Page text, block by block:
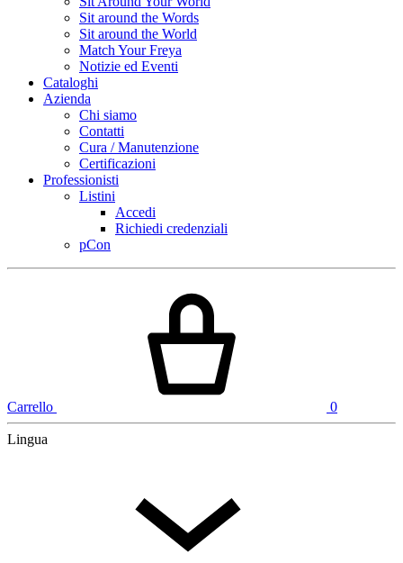
Sit around the Words
Sit around the World
Match Your Freya
Notizie ed Eventi
Cataloghi
Azienda
Chi siamo
Contatti
Cura / Manutenzione
Certificazioni
Professionisti
Listini
Accedi
Richiedi credenziali
pCon
Carrello 0
Lingua